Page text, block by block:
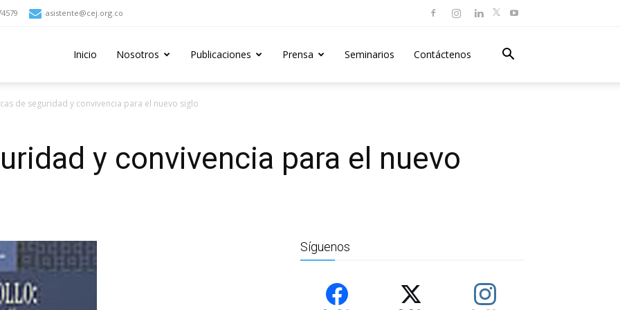
asistente@cej.org.co
Inicio Nosotros Publicaciones Prensa Seminarios Contáctenos
de seguridad y convivencia para el nuevo siglo
y convivencia para el nuevo
Síguenos